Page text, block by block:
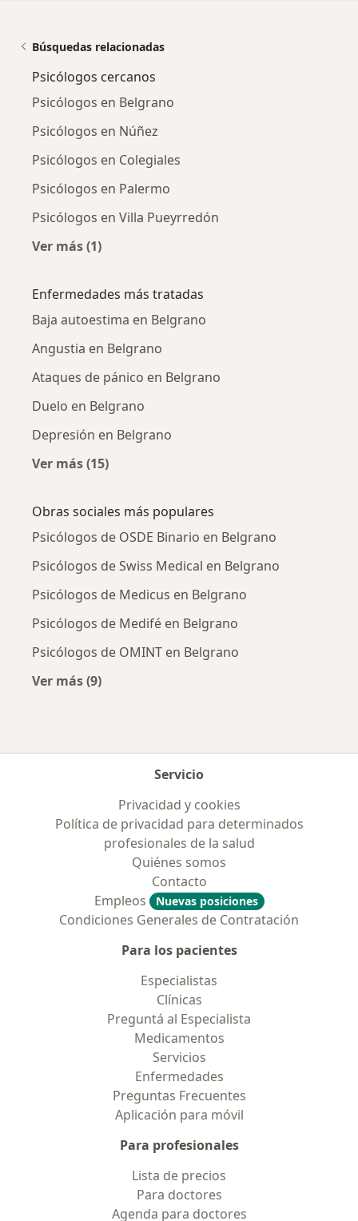
Búsquedas relacionadas
Psicólogos cercanos
Psicólogos en Belgrano
Psicólogos en Núñez
Psicólogos en Colegiales
Psicólogos en Palermo
Psicólogos en Villa Pueyrredón
Ver más (1)
Enfermedades más tratadas
Baja autoestima en Belgrano
Angustia en Belgrano
Ataques de pánico en Belgrano
Duelo en Belgrano
Depresión en Belgrano
Ver más (15)
Obras sociales más populares
Psicólogos de OSDE Binario en Belgrano
Psicólogos de Swiss Medical en Belgrano
Psicólogos de Medicus en Belgrano
Psicólogos de Medifé en Belgrano
Psicólogos de OMINT en Belgrano
Ver más (9)
Servicio
Privacidad y cookies
Política de privacidad para determinados
profesionales de la salud
Quiénes somos
Contacto
Empleos
Nuevas posiciones
Condiciones Generales de Contratación
Para los pacientes
Especialistas
Clínicas
Preguntá al Especialista
Medicamentos
Servicios
Enfermedades
Preguntas Frecuentes
Aplicación para móvil
Para profesionales
Lista de precios
Para doctores
Agenda para doctores